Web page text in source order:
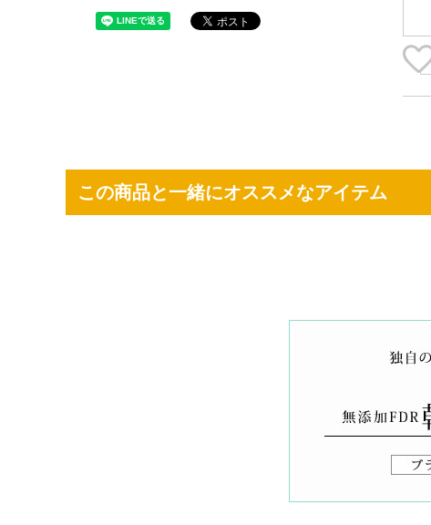
この商品と一緒にオススメなアイテム